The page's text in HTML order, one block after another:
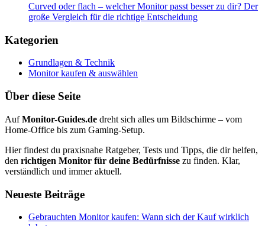
Curved oder flach – welcher Monitor passt besser zu dir? Der
große Vergleich für die richtige Entscheidung
Kategorien
Grundlagen & Technik
Monitor kaufen & auswählen
Über diese Seite
AufMonitor-Guides.de dreht sich alles um Bildschirme – vom
Home-Office bis zum Gaming-Setup.
Hier findest du praxisnahe Ratgeber, Tests und Tipps, die dir helfen,
den richtigen Monitor für deine Bedürfnisse zu finden. Klar,
verständlich und immer aktuell.
Neueste Beiträge
Gebrauchten Monitor kaufen: Wann sich der Kauf wirklich